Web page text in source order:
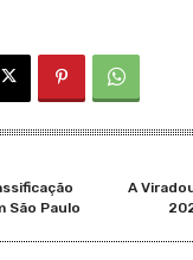
São Paulo
A